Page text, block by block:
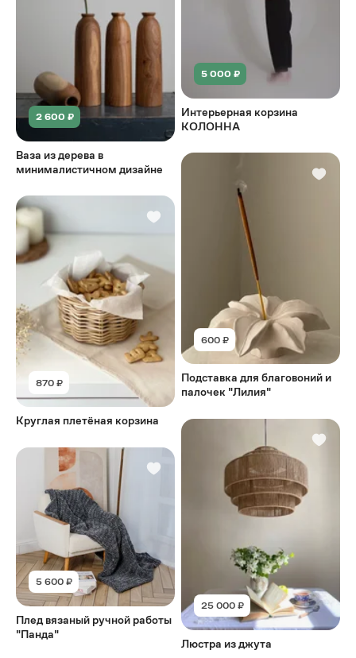
2 600 ₽
Ваза из дерева в
минималистичном дизайне
870 ₽
Круглая плетёная корзина
5 600 ₽
Плед вязаный ручной работы
"Панда"
5 000 ₽
Интерьерная корзина
КОЛОННА
600 ₽
Подставка для благовоний и
палочек "Лилия"
25 000 ₽
Люстра из джута